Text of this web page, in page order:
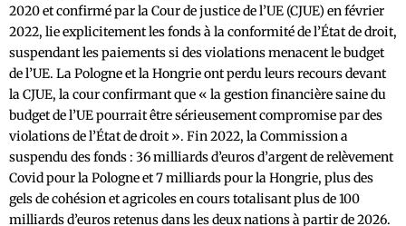
2020 et confirmé par la Cour de justice de l’UE (CJUE) en février
2022, lie explicitement les fonds à la conformité de l’État de droit,
suspendant les paiements si des violations menacent le budget
de l’UE. La Pologne et la Hongrie ont perdu leurs recours devant
la CJUE, la cour confirmant que « la gestion financière saine du
budget de l’UE pourrait être sérieusement compromise par des
violations de l’État de droit ». Fin 2022, la Commission a
suspendu des fonds : 36 milliards d’euros d’argent de relèvement
Covid pour la Pologne et 7 milliards pour la Hongrie, plus des
gels de cohésion et agricoles en cours totalisant plus de 100
milliards d’euros retenus dans les deux nations à partir de 2026.